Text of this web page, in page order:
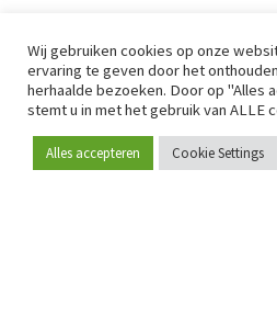
Word lid
Wij gebruiken cookies op onze
ervaring te geven door het
herhaalde bezoeken. Door op "Alles
stemt u in met het gebruik van ALLE
Alles accepteren Cookie Settings